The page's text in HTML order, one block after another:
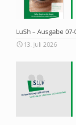
LuSh – Ausgabe
13. Juli 2026